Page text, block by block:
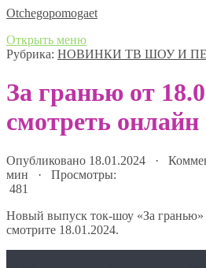
Оtchegopomogaet
Открыть меню
Рубрика: НОВИНКИ ТВ ШОУ И
За гранью от
смотреть онлайн
Опубликовано 18.01.2024 ·
мин · Просмотры:
481
Новый выпуск ток-шоу «За
смотрите 18.01.2024.